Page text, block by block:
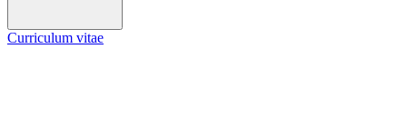
Curriculum vitae